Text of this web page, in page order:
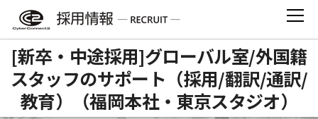
content
[新卒・中途採用]グローバル室/外国籍
スタッフのサポート（採用/翻訳/通訳/
教育）（福岡本社・東京スタジオ）